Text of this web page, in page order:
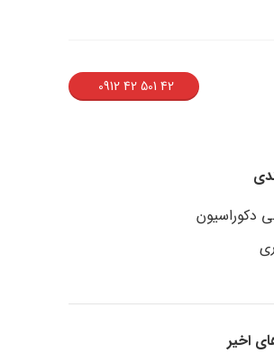
42 501 42 0912
دکوراسیون
اخیر